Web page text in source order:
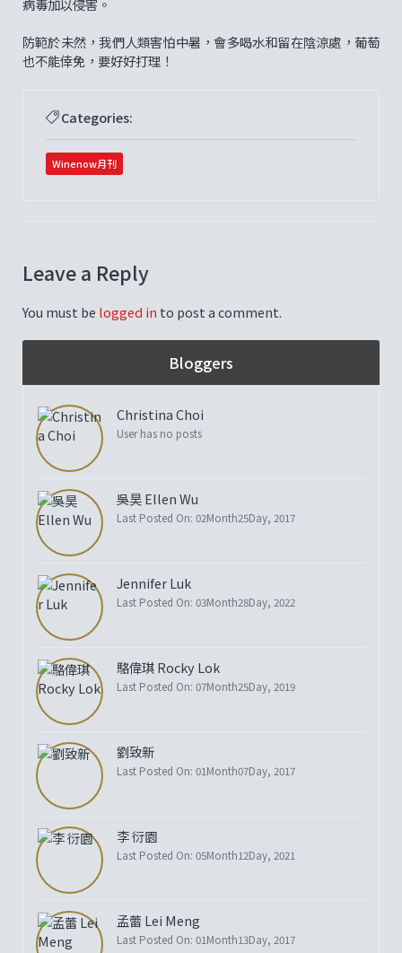
防範於未然，我們人類害怕中暑，會多喝水和留在陰涼處，葡萄
也不能倖免，要好好打理！
Categories:
Winenow月刊
Leave a Reply
You must be logged in to post a comment.
Bloggers
Christina Choi
User has no posts
吳昊 Ellen Wu
Last Posted On: 02Month25Day, 2017
Jennifer Luk
Last Posted On: 03Month28Day, 2022
駱偉琪 Rocky Lok
Last Posted On: 07Month25Day, 2019
劉致新
Last Posted On: 01Month07Day, 2017
李 衍園
Last Posted On: 05Month12Day, 2021
孟蕾 Lei Meng
Last Posted On: 01Month13Day, 2017